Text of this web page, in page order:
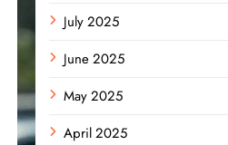
July 2025
June 2025
May 2025
April 2025